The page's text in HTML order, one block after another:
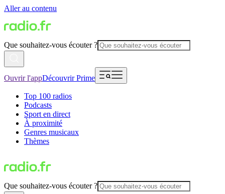
Aller au contenu
Que souhaitez-vous écouter ?
Ouvrir l'appDécouvrir Prime
Top 100 radios
Podcasts
Sport en direct
À proximité
Genres musicaux
Thèmes
Que souhaitez-vous écouter ?